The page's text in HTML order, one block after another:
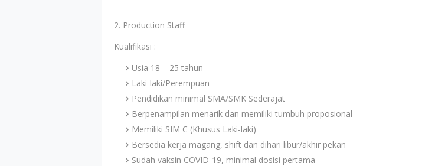
2. Production Staff
Kualifikasi :
Usia 18 – 25 tahun
Laki-laki/Perempuan
Pendidikan minimal SMA/SMK Sederajat
Berpenampilan menarik dan memiliki tumbuh proposional
Memiliki SIM C (Khusus Laki-laki)
Bersedia kerja magang, shift dan dihari libur/akhir pekan
Sudah vaksin COVID-19, minimal dosisi pertama